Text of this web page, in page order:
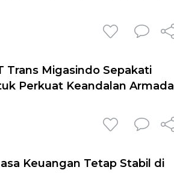
Trans Migasindo Sepakati
Perkuat Keandalan Armada
Keuangan Tetap Stabil di